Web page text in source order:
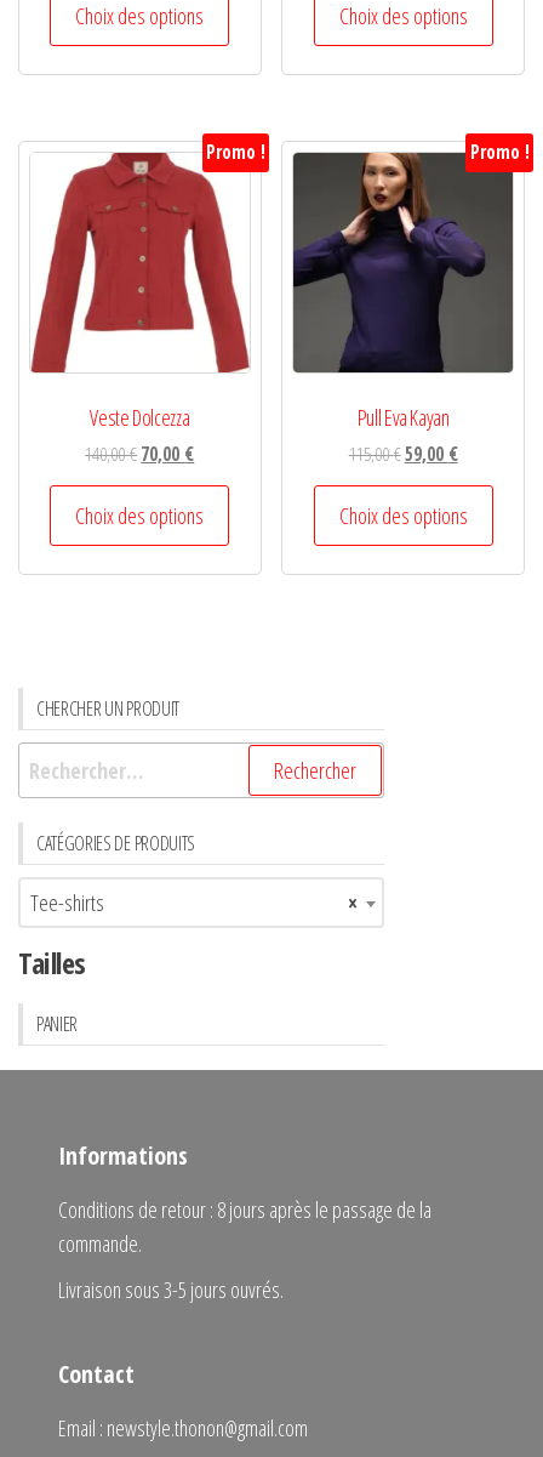
Choix des options Choix des options
Promo !
Veste Dolcezza
140,00€70,00 €
Choix des options
Promo !
Pull Eva Kayan
115,00€59,00 €
Choix des options
CHERCHER UN PRODUIT
CATÉGORIES DE PRODUITS
×
Tee-shirts
Tailles
PANIER
Informations
Conditions de retour : 8 jours après le passage de la
commande.
Livraison sous 3-5 jours ouvrés.
Contact
Email : newstyle.thonon@gmail.com